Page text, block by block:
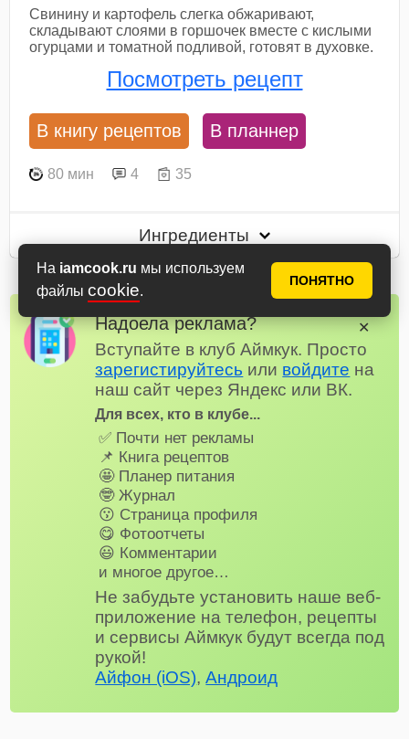
На iamcook.ru мы используем
файлы cookie.
ПОНЯТНО
Свинину и картофель слегка обжаривают,
складывают слоями в горшочек вместе с кислыми
огурцами и томатной подливой, готовят в духовке.
Посмотреть рецепт
В книгу рецептов В планнер
80 мин 4 35
Ингредиенты
Надоела реклама?
Вступайте в клуб Аймкук. Просто
зарегистируйтесь или войдите на
наш сайт через Яндекс или ВК.
Для всех, кто в клубе...
✅ Почти нет рекламы
📌 Книга рецептов
🤩 Планер питания
🤓 Журнал
😗 Страница профиля
😋 Фотоотчеты
😃 Комментарии
и многое другое…
Не забудьте установить наше веб-
приложение на телефон, рецепты
и сервисы Аймкук будут всегда под
рукой!
Айфон (iOS),Андроид
✕